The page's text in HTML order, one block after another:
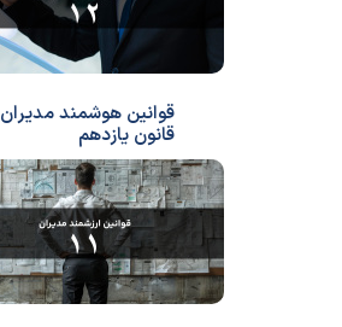
قوانین هوشمند مدیران
قانون یازدهم